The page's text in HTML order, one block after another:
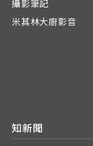
攝影筆記
米其林大廚影音
知新聞